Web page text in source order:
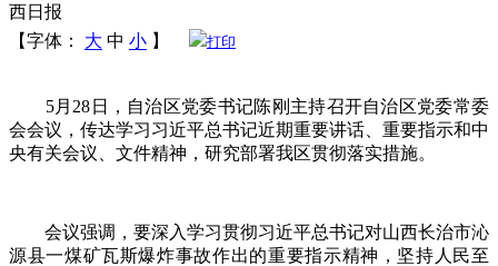
西日报
【字体：
大 中 小 】 打印
5月28日，自治区党委书记陈刚主持召开自治区党委常委
会会议，传达学习习近平总书记近期重要讲话、重要指示和中
央有关会议、文件精神，研究部署我区贯彻落实措施。
会议强调，要深入学习贯彻习近平总书记对山西长治市沁
源县一煤矿瓦斯爆炸事故作出的重要指示精神，坚持人民至